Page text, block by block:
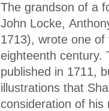
The grandson of a
John Locke,
1713), wrote one of
eighteenth century.
published in 1711,
illustrations that
consideration of his